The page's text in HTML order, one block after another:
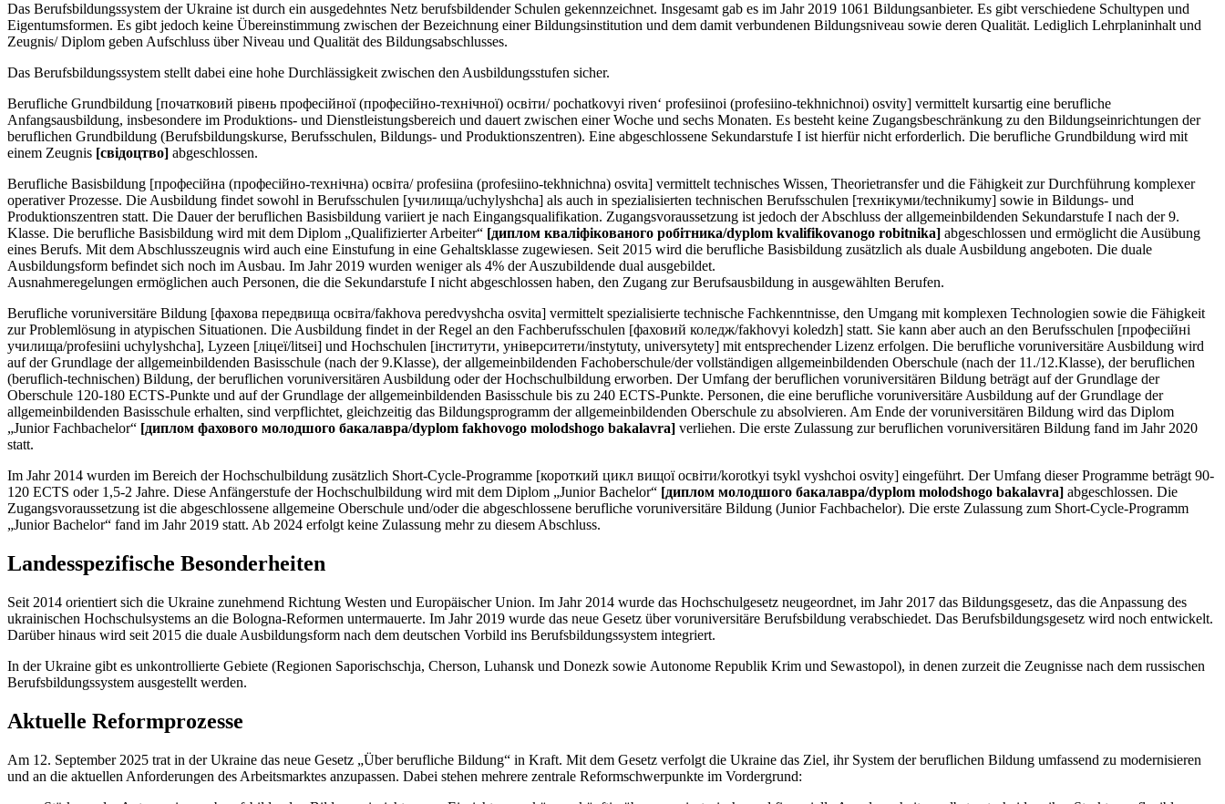
Das Berufsbildungssystem der Ukraine ist durch ein ausgedehntes Netz berufsbildender Schulen gekennzeichnet. Insgesamt gab es im Jahr 2019 1061 Bildungsanbieter. Es gibt verschiedene Schultypen und
Eigentumsformen. Es gibt jedoch keine Übereinstimmung zwischen der Bezeichnung einer Bildungsinstitution und dem damit verbundenen Bildungsniveau sowie deren Qualität. Lediglich Lehrplaninhalt und
Zeugnis/ Diplom geben Aufschluss über Niveau und Qualität des Bildungsabschlusses.
Das Berufsbildungssystem stellt dabei eine hohe Durchlässigkeit zwischen den Ausbildungsstufen sicher.
Berufliche Grundbildung [початковий рівень професійної (професійно-технічної) освіти/ pochatkovyi riven‘ profesiinoi (profesiino-tekhnichnoi) osvity] vermittelt kursartig eine berufliche
Anfangsausbildung, insbesondere im Produktions- und Dienstleistungsbereich und dauert zwischen einer Woche und sechs Monaten. Es besteht keine Zugangsbeschränkung zu den Bildungseinrichtungen der
beruflichen Grundbildung (Berufsbildungskurse, Berufsschulen, Bildungs- und Produktionszentren). Eine abgeschlossene Sekundarstufe I ist hierfür nicht erforderlich. Die berufliche Grundbildung wird mit
einem Zeugnis [свiдоцтво] abgeschlossen.
Berufliche Basisbildung [професійна (професійно-технічна) освіта/ profesiina (profesiino-tekhnichna) osvita] vermittelt technisches Wissen, Theorietransfer und die Fähigkeit zur Durchführung komplexer
operativer Prozesse. Die Ausbildung findet sowohl in Berufsschulen [училища/uchylyshcha] als auch in spezialisierten technischen Berufsschulen [технікуми/technikumy] sowie in Bildungs- und
Produktionszentren statt. Die Dauer der beruflichen Basisbildung variiert je nach Eingangsqualifikation. Zugangsvoraussetzung ist jedoch der Abschluss der allgemeinbildenden Sekundarstufe I nach der 9.
Klasse. Die berufliche Basisbildung wird mit dem Diplom „Qualifizierter Arbeiter“ [диплом кваліфікованого робітника/dyplom kvalifikovanogo robitnika] abgeschlossen und ermöglicht die Ausübung
eines Berufs. Mit dem Abschlusszeugnis wird auch eine Einstufung in eine Gehaltsklasse zugewiesen. Seit 2015 wird die berufliche Basisbildung zusätzlich als duale Ausbildung angeboten. Die duale
Ausbildungsform befindet sich noch im Ausbau. Im Jahr 2019 wurden weniger als 4% der Auszubildende dual ausgebildet.
Ausnahmeregelungen ermöglichen auch Personen, die die Sekundarstufe I nicht abgeschlossen haben, den Zugang zur Berufsausbildung in ausgewählten Berufen.
Berufliche voruniversitäre Bildung [фахова передвища освіта/fakhova peredvyshcha osvita] vermittelt spezialisierte technische Fachkenntnisse, den Umgang mit komplexen Technologien sowie die Fähigkeit
zur Problemlösung in atypischen Situationen. Die Ausbildung findet in der Regel an den Fachberufsschulen [фаховий коледж/fakhovyi koledzh] statt. Sie kann aber auch an den Berufsschulen [професійні
училища/profesiini uchylyshcha], Lyzeen [ліцеї/litsei] und Hochschulen [інститути, університети/instytuty, universytety] mit entsprechender Lizenz erfolgen. Die berufliche voruniversitäre Ausbildung wird
auf der Grundlage der allgemeinbildenden Basisschule (nach der 9.Klasse), der allgemeinbildenden Fachoberschule/der vollständigen allgemeinbildenden Oberschule (nach der 11./12.Klasse), der beruflichen
(beruflich-technischen) Bildung, der beruflichen voruniversitären Ausbildung oder der Hochschulbildung erworben. Der Umfang der beruflichen voruniversitären Bildung beträgt auf der Grundlage der
Oberschule 120-180 ECTS-Punkte und auf der Grundlage der allgemeinbildenden Basisschule bis zu 240 ECTS-Punkte. Personen, die eine berufliche voruniversitäre Ausbildung auf der Grundlage der
allgemeinbildenden Basisschule erhalten, sind verpflichtet, gleichzeitig das Bildungsprogramm der allgemeinbildenden Oberschule zu absolvieren. Am Ende der voruniversitären Bildung wird das Diplom
„Junior Fachbachelor“ [диплом фахового молодшого бакалавра/dyplom fakhovogo molodshogo bakalavra] verliehen. Die erste Zulassung zur beruflichen voruniversitären Bildung fand im Jahr 2020
statt.
Im Jahr 2014 wurden im Bereich der Hochschulbildung zusätzlich Short-Cycle-Programme [короткий цикл вищої освіти/korotkyi tsykl vyshchoi osvity] eingeführt. Der Umfang dieser Programme beträgt 90-
120 ECTS oder 1,5-2 Jahre. Diese Anfängerstufe der Hochschulbildung wird mit dem Diplom „Junior Bachelor“ [диплом молодшого бакалавра/dyplom molodshogo bakalavra] abgeschlossen. Die
Zugangsvoraussetzung ist die abgeschlossene allgemeine Oberschule und/oder die abgeschlossene berufliche voruniversitäre Bildung (Junior Fachbachelor). Die erste Zulassung zum Short-Cycle-Programm
„Junior Bachelor“ fand im Jahr 2019 statt. Ab 2024 erfolgt keine Zulassung mehr zu diesem Abschluss.
Landesspezifische Besonderheiten
Seit 2014 orientiert sich die Ukraine zunehmend Richtung Westen und Europäischer Union. Im Jahr 2014 wurde das Hochschulgesetz neugeordnet, im Jahr 2017 das Bildungsgesetz, das die Anpassung des
ukrainischen Hochschulsystems an die Bologna-Reformen untermauerte. Im Jahr 2019 wurde das neue Gesetz über voruniversitäre Berufsbildung verabschiedet. Das Berufsbildungsgesetz wird noch entwickelt.
Darüber hinaus wird seit 2015 die duale Ausbildungsform nach dem deutschen Vorbild ins Berufsbildungssystem integriert.
In der Ukraine gibt es unkontrollierte Gebiete (Regionen Saporischschja, Cherson, Luhansk und Donezk sowie Autonome Republik Krim und Sewastopol), in denen zurzeit die Zeugnisse nach dem russischen
Berufsbildungssystem ausgestellt werden.
Aktuelle Reformprozesse
Am 12. September 2025 trat in der Ukraine das neue Gesetz „Über berufliche Bildung“ in Kraft. Mit dem Gesetz verfolgt die Ukraine das Ziel, ihr System der beruflichen Bildung umfassend zu modernisieren
und an die aktuellen Anforderungen des Arbeitsmarktes anzupassen. Dabei stehen mehrere zentrale Reformschwerpunkte im Vordergrund: